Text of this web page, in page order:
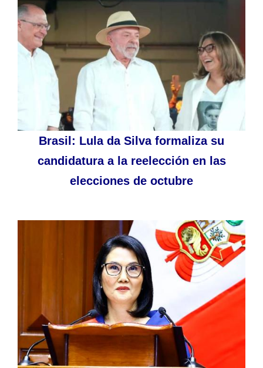
Brasil: Lula da Silva formaliza su
candidatura a la reelección en las
elecciones de octubre